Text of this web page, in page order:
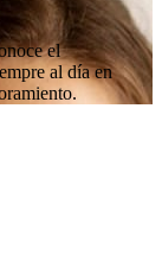
el
al día en